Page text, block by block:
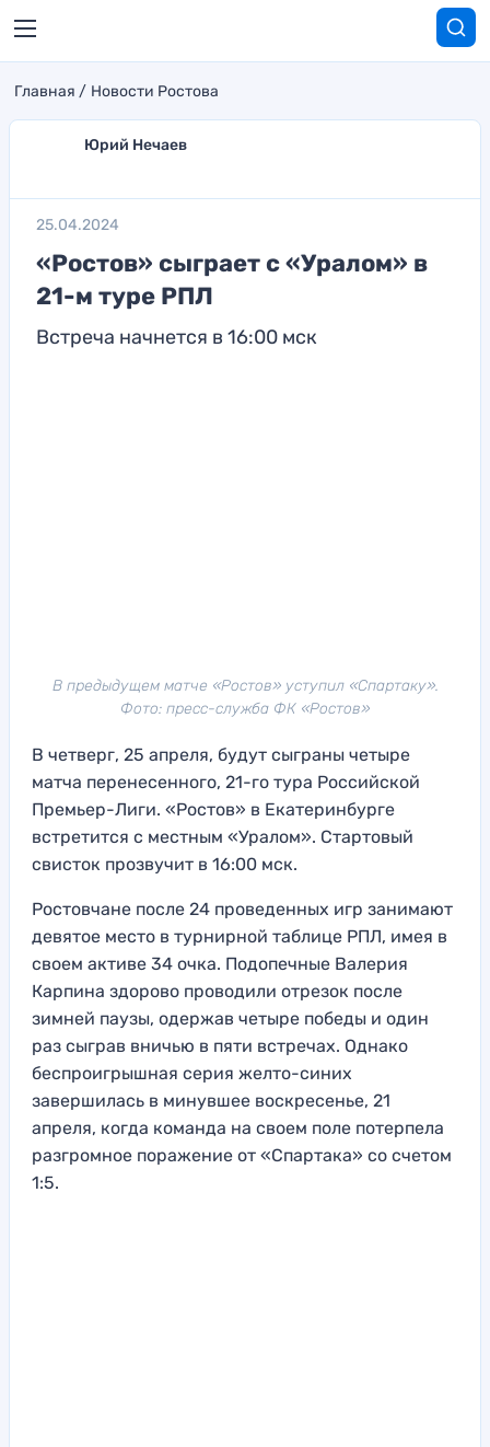
Главная Новости Ростова
Юрий Нечаев
25.04.2024
«Ростов» сыграет с «Уралом» в
21-м туре РПЛ
Встреча начнется в 16:00 мск
В предыдущем матче «Ростов» уступил «Спартаку».
Фото: пресс-служба ФК «Ростов»
В четверг, 25 апреля, будут сыграны четыре
матча перенесенного, 21-го тура Российской
Премьер-Лиги. «Ростов» в Екатеринбурге
встретится с местным «Уралом». Стартовый
свисток прозвучит в 16:00 мск.
Ростовчане после 24 проведенных игр занимают
девятое место в турнирной таблице РПЛ, имея в
своем активе 34 очка. Подопечные Валерия
Карпина здорово проводили отрезок после
зимней паузы, одержав четыре победы и один
раз сыграв вничью в пяти встречах. Однако
беспроигрышная серия желто-синих
завершилась в минувшее воскресенье, 21
апреля, когда команда на своем поле потерпела
разгромное поражение от «Спартака» со счетом
1:5.